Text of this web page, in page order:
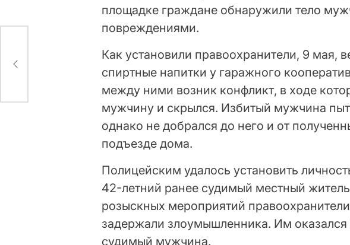
площадке граждане обнаружили тело
повреждениями.
Как установили правоохранители, 9 мая,
спиртные напитки у гаражного
между ними возник конфликт, в ходе
мужчину и скрылся. Избитый мужчина
однако не добрался до него и от
подъезде дома.
Полицейским удалось установить
42-летний ранее судимый местный
розыскных мероприятий
задержали злоумышленника. Им оказался
судимый мужчина.